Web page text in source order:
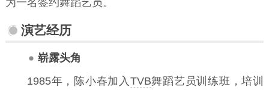
演艺经历
崭露头角
1985年，陈小春加入 TVB舞蹈艺员训练班，培训